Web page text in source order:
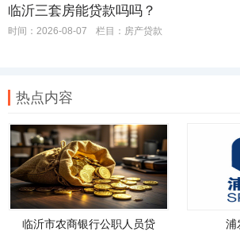
临沂三套房能贷款吗吗？
时间：2026-08-07 栏目： 房产贷款
热点内容
临沂市农商银行公职人员贷
浦